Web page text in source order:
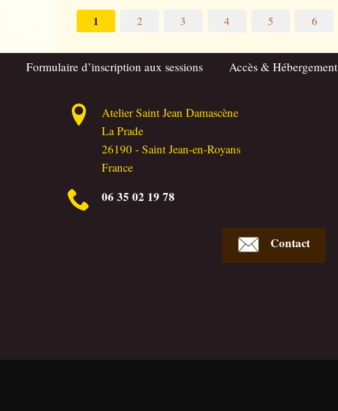
1 2 3 4 5 6
Formulaire d’inscription aux sessions Accès & Hébergement
Atelier Saint Jean Damascène
La Prade
26190 -Saint Jean-en-Royans
France
06 35 02 19 78
Contact